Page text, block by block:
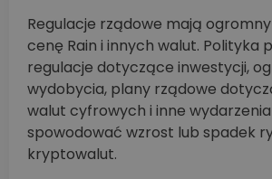
Regulacje rządowe mają ogromny
cenę Rain i innych walut. Polityka
regulacje dotyczące inwestycji,
wydobycia, plany rządowe
walut cyfrowych i inne
spowodować wzrost lub spadek
kryptowalut.